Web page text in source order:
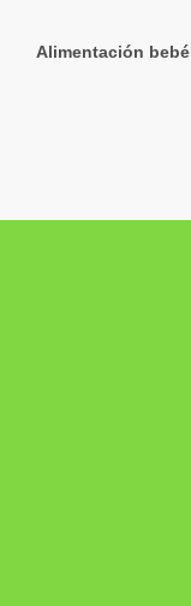
Alimentación bebé